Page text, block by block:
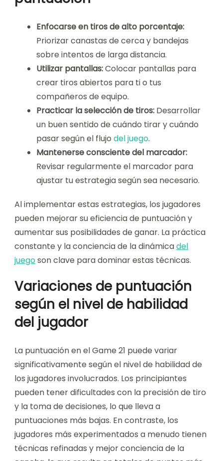
Enfocarse en tiros de alto porcentaje:
Priorizar canastas de cerca y bandejas
sobre intentos de larga distancia.
Utilizar pantallas:Colocar pantallas para
crear tiros abiertos para ti o tus
compañeros de equipo.
Practicar la selección de tiros: Desarrollar
un buen sentido de cuándo tirar y cuándo
pasar según el flujo del juego.
Mantenerse consciente del marcador:
Revisar regularmente el marcador para
ajustar tu estrategia según sea necesario.
Al implementar estas estrategias, los jugadores
pueden mejorar su eficiencia de puntuación y
aumentar sus posibilidades de ganar. La práctica
constante y la conciencia de la dinámicadel
juegoson clave para dominar estas técnicas.
Variaciones de puntuación
según el nivel de habilidad
del jugador
La puntuación en el Game 21 puede variar
significativamente según el nivel de habilidad de
los jugadores involucrados. Los principiantes
pueden tener dificultades con la precisión de tiro
y la toma de decisiones, lo que lleva a
puntuaciones más bajas. En contraste, los
jugadores más experimentados a menudo tienen
técnicas refinadas y mejor conciencia de la